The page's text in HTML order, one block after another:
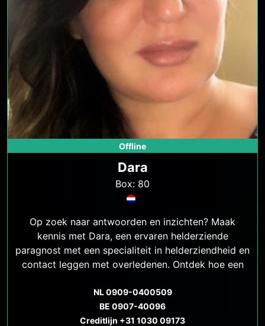
Offline
Dara
Box: 80
Op zoek naar antwoorden en inzichten? Maak
kennis met Dara, een ervaren helderziende
paragnost met een specialiteit in helderziendheid en
contact leggen met overledenen. Ontdek hoe een
antwoorden, rust en heling. Betaalbare tarieven en
veilige communicatiemethoden beschikbaar
NL 0909-0400509
BE 0907-40096
Creditlijn +31 1030 09173